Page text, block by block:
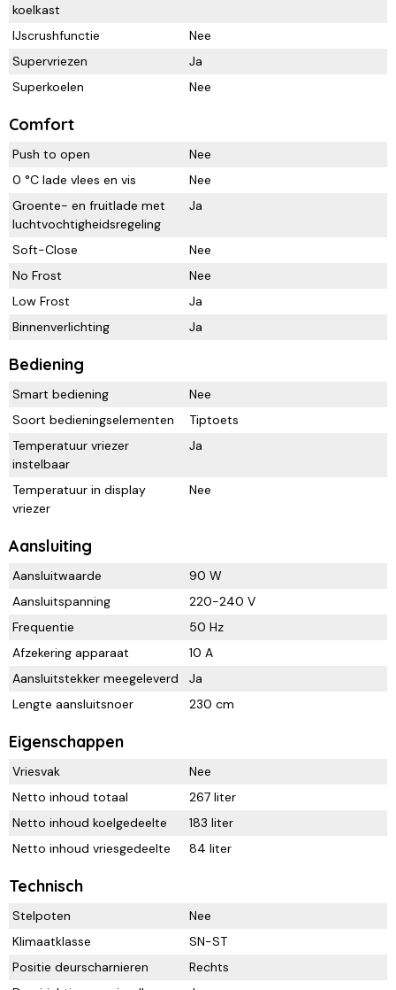
koelkast
IJscrushfunctie
Nee
Supervriezen
Ja
Superkoelen
Nee
Comfort
Push to open
Nee
0 °C lade vlees en vis
Nee
Groente- en fruitlade met
luchtvochtigheidsregeling
Ja
Soft-Close
Nee
No Frost
Nee
Low Frost
Ja
Binnenverlichting
Ja
Bediening
Smart bediening
Nee
Soort bedieningselementen
Tiptoets
Temperatuur vriezer
instelbaar
Ja
Temperatuur in display
vriezer
Nee
Aansluiting
Aansluitwaarde
90 W
Aansluitspanning
220-240 V
Frequentie
50 Hz
Afzekering apparaat
10 A
Aansluitstekker meegeleverd
Ja
Lengte aansluitsnoer
230 cm
Eigenschappen
Vriesvak
Nee
Netto inhoud totaal
267 liter
Netto inhoud koelgedeelte
183 liter
Netto inhoud vriesgedeelte
84 liter
Technisch
Stelpoten
Nee
Klimaatklasse
SN-ST
Positie deurscharnieren
Rechts